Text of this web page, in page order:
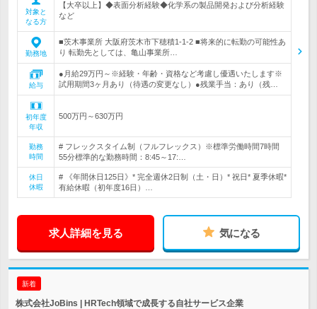
対象と
なる方
【大卒以上】◆表面分析経験◆化学系の製品開発および分析経験
など
勤務地
■茨木事業所 大阪府茨木市下穂積1-1-2 ■将来的に転勤の可能性あ
り 転勤先としては、亀山事業所…
給与
●月給29万円～※経験・年齢・資格など考慮し優遇いたします※
試用期間3ヶ月あり（待遇の変更なし）●残業手当：あり（残…
初年度
年収
500万円～630万円
勤務
時間
# フレックスタイム制（フルフレックス）※標準労働時間7時間
55分標準的な勤務時間：8:45～17:…
休日
休暇
# 《年間休日125日》* 完全週休2日制（土・日）* 祝日* 夏季休暇*
有給休暇（初年度16日）…
求人詳細を見る 気になる
新着
株式会社JoBins | HRTech領域で成長する自社サービス企業